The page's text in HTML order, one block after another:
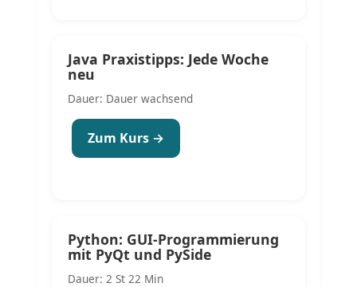
Java Praxistipps: Jede Woche
neu
Dauer: Dauer wachsend
Zum Kurs →
Python: GUI-Programmierung
mit PyQt und PySide
Dauer: 2 St 22 Min